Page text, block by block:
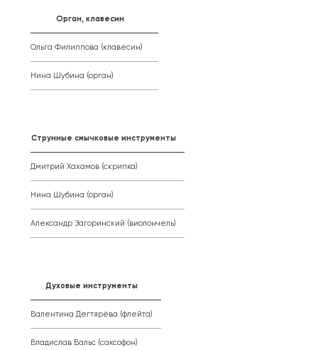
Орган, клавесин
Ольга Филиппова (клавесин)
Нина Шубина (орган)
Струнные смычковые инструменты
Дмитрий Хахамов (скрипка)
Нина Шубина (орган)
Александр Загоринский (виолончель)
Духовые инструменты
Валентина Дегтярёва (флейта)
Владислав Вальс (саксофон)